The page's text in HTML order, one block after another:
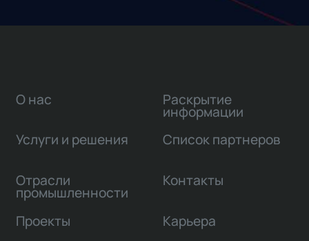
О нас
Услуги и решения
Отрасли
промышленности
Проекты
Раскрытие
информации
Список партнеров
Контакты
Карьера